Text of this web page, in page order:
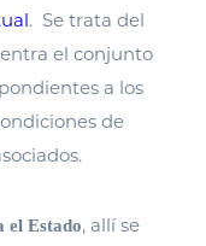
. Se trata del
el conjunto
a los
de
el Estado, allí se